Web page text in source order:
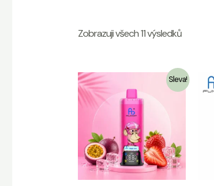
Zobrazuji všech 11 výsledků
Sleva!